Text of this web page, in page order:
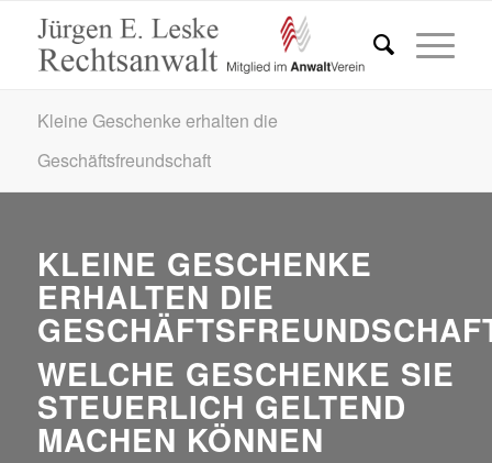
Kleine Geschenke erhalten die
Geschäftsfreundschaft
KLEINE GESCHENKE
ERHALTEN DIE
WELCHE GESCHENKE SIE
STEUERLICH GELTEND
MACHEN KÖNNEN